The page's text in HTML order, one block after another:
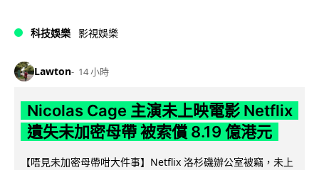
科技娛樂 影視娛樂
Lawton 14 小時
Nicolas Cage 主演未上映電影 Netflix
遺失未加密母帶 被索償 8.19 億港元
【唔見未加密母帶咁大件事】Netflix 洛杉磯辦公室被竊，未上